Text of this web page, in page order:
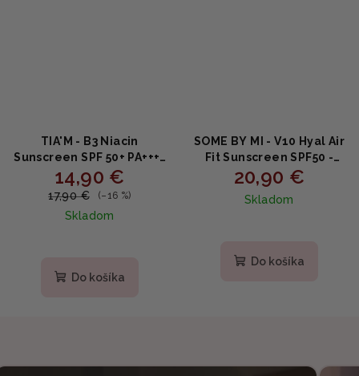
TIA'M - B3 Niacin
Sunscreen SPF 50+ PA++++
- Rozjasňujúci opaľovací
krém s niacínamidom
14,90 €
17,90 € (–16 %)
Skladom
Do košíka
SOME BY MI - V10 Hyal Air
Fit Sunscreen SPF50 -
Vzdušná ochrana pred
slnkom s kyselinou
hyalurónovou 50ml
20,90 €
Skladom
Do košíka